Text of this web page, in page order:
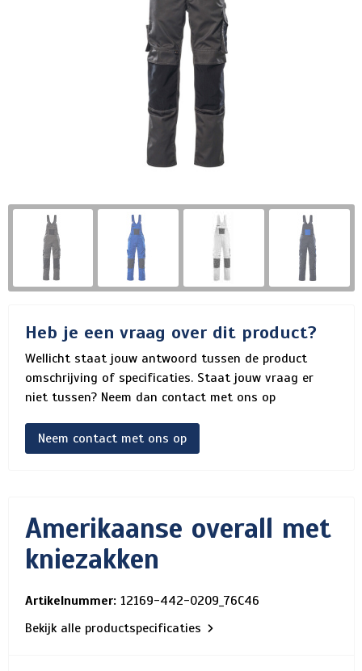
Heb je een vraag over dit product?
Wellicht staat jouw antwoord tussen de product
omschrijving of specificaties. Staat jouw vraag er
niet tussen? Neem dan contact met ons op
Neem contact met ons op
Amerikaanse overall met
kniezakken
Artikelnummer: 12169-442-0209_76C46
Bekijk alle productspecificaties